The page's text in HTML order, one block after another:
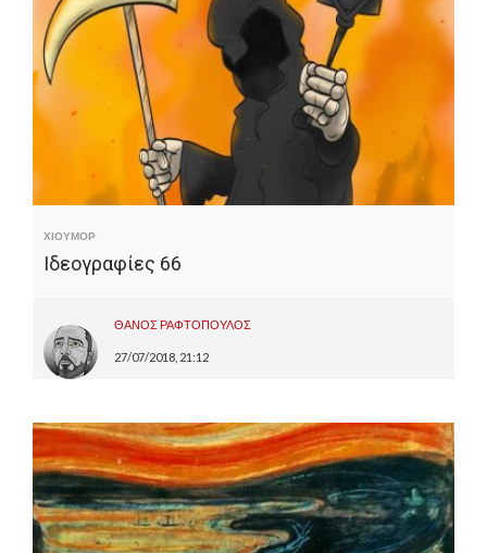
ΧΙΟΥΜΟΡ
Ιδεογραφίες 66
ΘΑΝΟΣ ΡΑΦΤΟΠΟΥΛΟΣ
27/07/2018, 21:12